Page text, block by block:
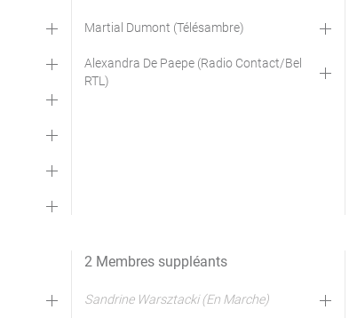
Martial Dumont (Télésambre)
Alexandra De Paepe (Radio Contact/Bel
RTL)
2 Membres suppléants
Sandrine Warsztacki (En Marche)